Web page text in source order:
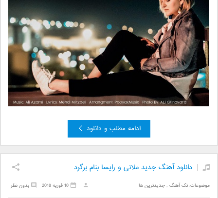
ادامه مطلب و دانلود
دانلود آهنگ جدید ملانی و رایسا بنام برگرد
موضوعات:تک آهنگ ,جدیدترین ها بدون نظر 10 فوریه 2018